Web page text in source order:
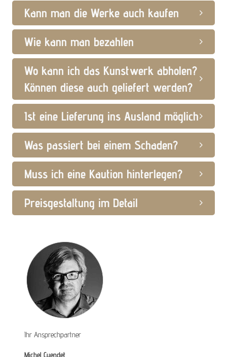
Kann man die Werke auch kaufen
Wie kann man bezahlen
Wo kann ich das Kunstwerk abholen?
Können diese auch geliefert werden?
Ist eine Lieferung ins Ausland möglich
Was passiert bei einem Schaden?
Muss ich eine Kaution hinterlegen?
Preisgestaltung im Detail
Ihr Ansprechpartner
Michel Cuendet